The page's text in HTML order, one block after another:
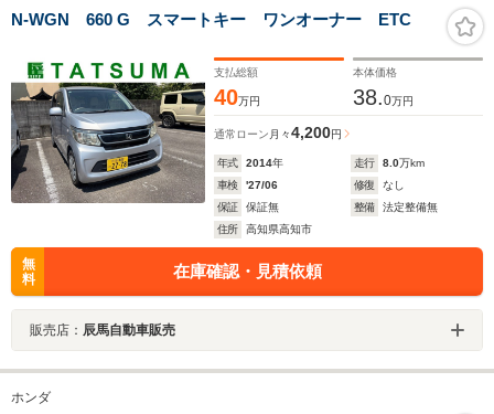
N-WGN 660 G スマートキー ワンオーナー ETC
支払総額
40万円
本体価格
38.0万円
通常ローン 月々4,200円
年式 2014年 走行 8.0万km
車検
'27/06 修復
なし
保証
保証無 整備
法定整備無
住所
高知県高知市
無
料
在庫確認・見積依頼
販売店： 辰馬自動車販売
ホンダ